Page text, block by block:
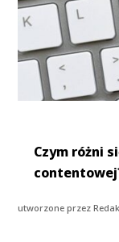
Czym różni
utworzone przez